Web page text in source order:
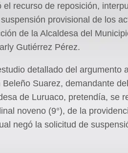
el recurso de reposición,
provisional de los
de la Alcaldesa del
Gutiérrez Pérez.
detallado del argumento
Suarez, demandante
de Luruaco, pretendía, se
noveno (9°), de la
negó la solicitud de